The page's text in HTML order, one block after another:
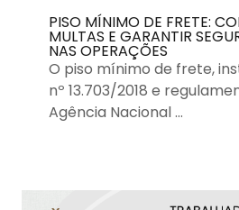
PISO MÍNIMO DE FRETE:
MULTAS E GARANTIR
NAS OPERAÇÕES
O piso mínimo de frete,
nº 13.703/2018 e
Agência Nacional …